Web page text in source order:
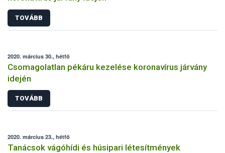
TOVÁBB
2020. március 30., hétfő
Csomagolatlan pékáru kezelése koronavírus járvány
idején
TOVÁBB
2020. március 23., hétfő
Tanácsok vágóhídi és húsipari létesítmények